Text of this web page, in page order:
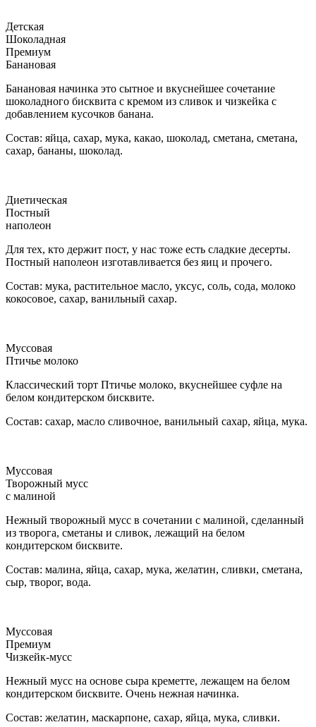
Детская
Шоколадная
Премиум
Банановая
Банановая начинка это сытное и вкуснейшее сочетание
шоколадного бисквита с кремом из сливок и чизкейка с
добавлением кусочков банана.
Состав: яйца, сахар, мука, какао, шоколад, сметана, сметана,
сахар, бананы, шоколад.
Диетическая
Постный
наполеон
Для тех, кто держит пост, у нас тоже есть сладкие десерты.
Постный наполеон изготавливается без яиц и прочего.
Состав: мука, растительное масло, уксус, соль, сода, молоко
кокосовое, сахар, ванильный сахар.
Муссовая
Птичье молоко
Классический торт Птичье молоко, вкуснейшее суфле на
белом кондитерском бисквите.
Состав: сахар, масло сливочное, ванильный сахар, яйца, мука.
Муссовая
Творожный мусс
с малиной
Нежный творожный мусс в сочетании с малиной, сделанный
из творога, сметаны и сливок, лежащий на белом
кондитерском бисквите.
Состав: малина, яйца, сахар, мука, желатин, сливки, сметана,
сыр, творог, вода.
Муссовая
Премиум
Чизкейк-мусс
Нежный мусс на основе сыра креметте, лежащем на белом
кондитерском бисквите. Очень нежная начинка.
Состав: желатин, маскарпоне, сахар, яйца, мука, сливки.